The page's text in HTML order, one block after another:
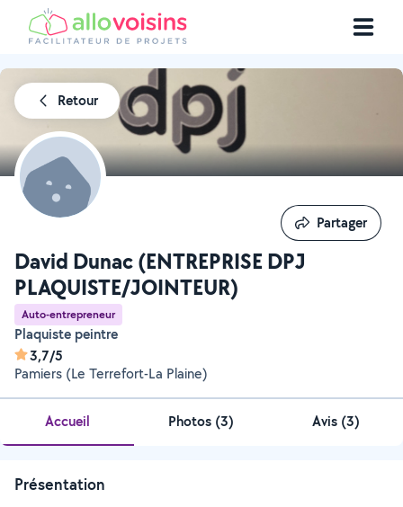
Retour
David Dunac (ENTREPRISE DPJ
PLAQUISTE/JOINTEUR)
Auto-entrepreneur
Plaquiste peintre
3,7/5
Pamiers (Le Terrefort-La Plaine)
Partager
Partager
Accueil Photos (3) Avis (3)
Présentation